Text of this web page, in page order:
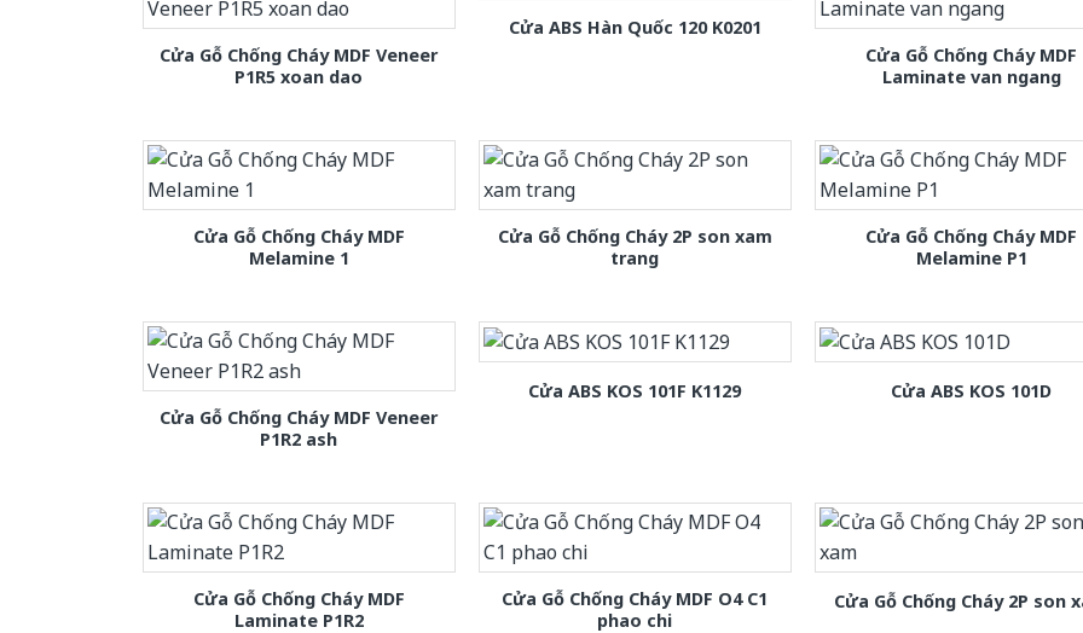
Cửa Gỗ Chống Cháy MDF Veneer
P1R5 xoan dao
Cửa ABS Hàn Quốc 120 K0201
Cửa Gỗ Chống Cháy MDF
Laminate van ngang
Cửa Gỗ Chống Cháy MDF
Melamine 1
Cửa Gỗ Chống Cháy 2P son xam
trang
Cửa Gỗ Chống Cháy MDF
Melamine P1
Cửa Gỗ Chống Cháy MDF Veneer
P1R2 ash
Cửa ABS KOS 101F K1129 Cửa ABS KOS 101D
Cửa Gỗ Chống Cháy MDF
Laminate P1R2
Cửa Gỗ Chống Cháy MDF O4 C1
phao chi
Cửa Gỗ Chống Cháy 2P son